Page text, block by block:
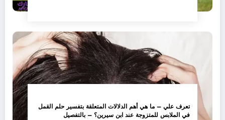
تعرف علي – ما هي أهم الدلالات المتعلقة بتفسير حلم القمل
في الملابس للمتزوجة عند ابن سيرين؟ – بالتفصيل